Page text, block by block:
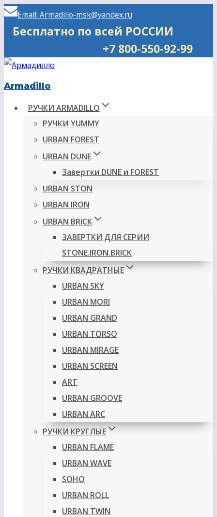
Перейти
Email: Armadillo-msk@yandex.ru
Бесплатно по всей РОССИИ
+7 800-550-92-99
Armadillo
РУЧКИ ARMADILLO
РУЧКИ YUMMY
URBAN FOREST
URBAN DUNE
Завертки DUNE и FOREST
URBAN STON
URBAN IRON
URBAN BRICK
ЗАВЕРТКИ ДЛЯ СЕРИИ
STONE.IRON.BRICK
РУЧКИ КВАДРАТНЫЕ
URBAN SKY
URBAN MORI
URBAN GRAND
URBAN TORSO
URBAN MIRAGE
URBAN SCREEN
ART
URBAN GROOVE
URBAN ARC
РУЧКИ КРУГЛЫЕ
URBAN FLAME
URBAN WAVE
SOHO
URBAN ROLL
URBAN TWIN